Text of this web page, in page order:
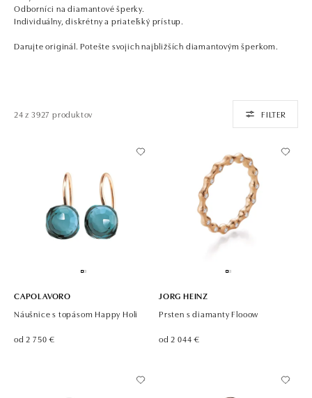
Odborníci na diamantové šperky.
Individuálny, diskrétny a priateľský prístup.
Darujte originál. Potešte svojich najbližších diamantovým šperkom.
24 z 3927 produktov FILTER
CAPOLAVORO
Náušnice s topásom Happy Holi
od 2 750 €
JORG HEINZ
Prsten s diamanty Flooow
od 2 044 €